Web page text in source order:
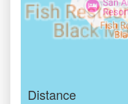
Distance